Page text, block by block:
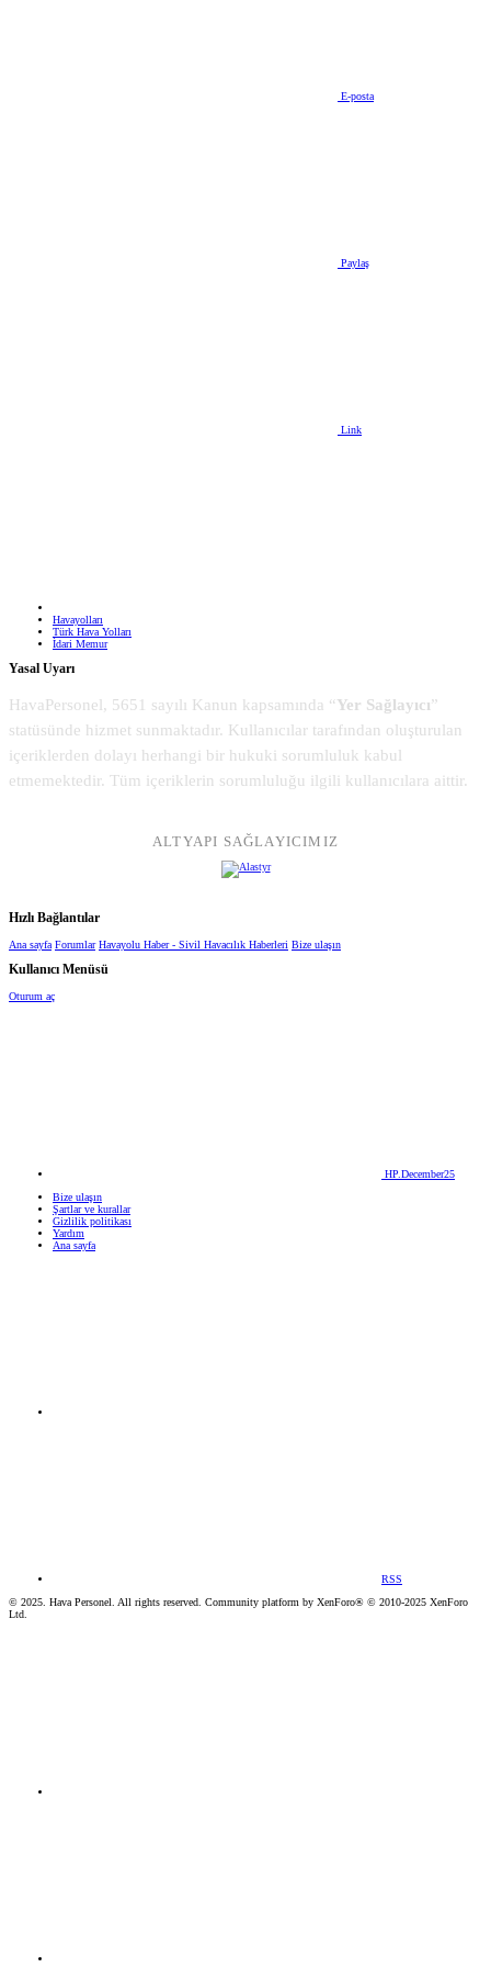
E-posta
Paylaş
Link
Havayolları
Türk Hava Yolları
İdari Memur
Yasal Uyarı
HavaPersonel, 5651 sayılı Kanun kapsamında “Yer Sağlayıcı”
statüsünde hizmet sunmaktadır. Kullanıcılar tarafından oluşturulan
içeriklerden dolayı herhangi bir hukuki sorumluluk kabul
etmemektedir. Tüm içeriklerin sorumluluğu ilgili kullanıcılara aittir.
ALTYAPI SAĞLAYICIMIZ
Hızlı Bağlantılar
Ana sayfa Forumlar Havayolu Haber - Sivil Havacılık Haberleri Bize ulaşın
Kullanıcı Menüsü
Oturum aç
HP.December25
Bize ulaşın
Şartlar ve kurallar
Gizlilik politikası
Yardım
Ana sayfa
RSS
© 2025. Hava Personel. All rights reserved. Community platform by XenForo® © 2010-2025 XenForo
Ltd.